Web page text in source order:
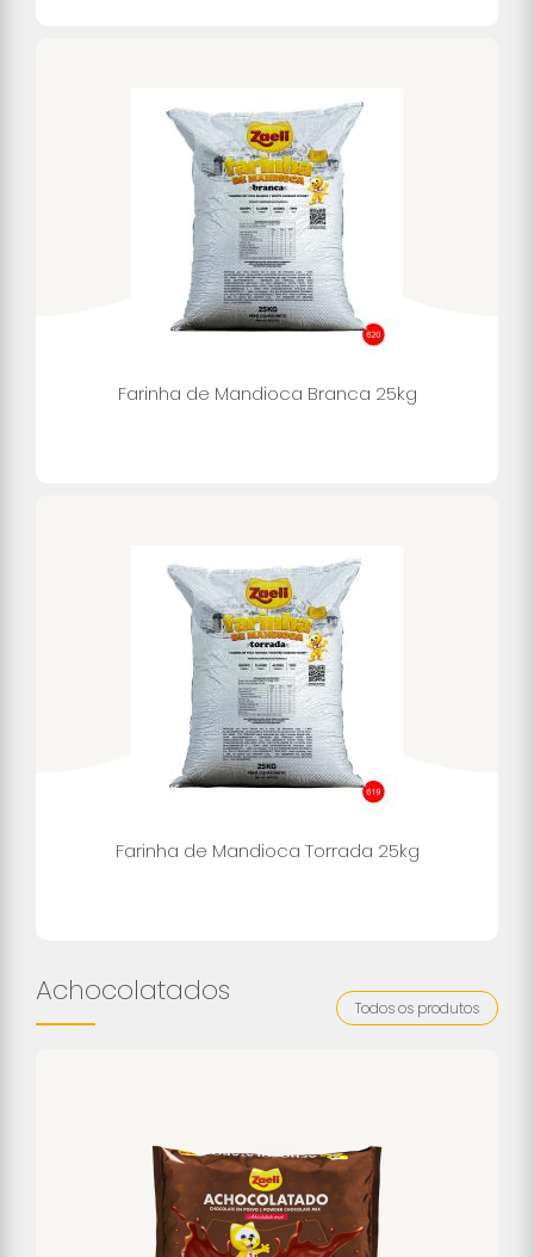
Farinha de Mandioca Branca 25kg
Farinha de Mandioca Torrada 25kg
Achocolatados Todos os produtos